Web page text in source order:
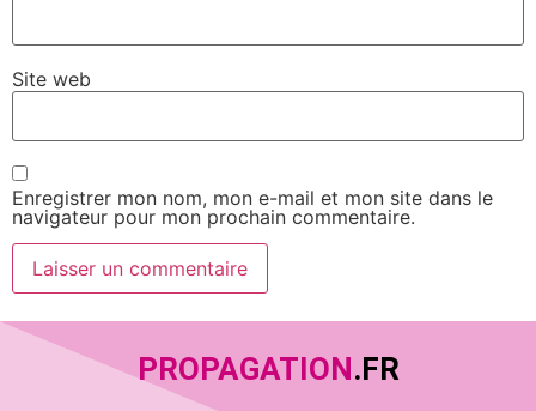
Site web
Enregistrer mon nom, mon e-mail et mon site dans le
navigateur pour mon prochain commentaire.
PROPAGATION.FR